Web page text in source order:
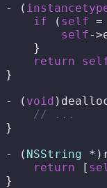
- (
if ( self
self-
    }
return
}
- ( void
// ...
}
- ( NSString
return [
}